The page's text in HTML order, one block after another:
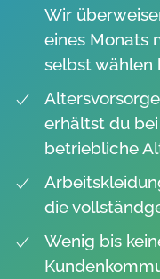
Wir
eines Monats
selbst wählen
erhältst du
betriebliche
die
Wenig bis